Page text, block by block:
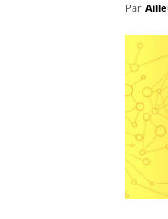
Par